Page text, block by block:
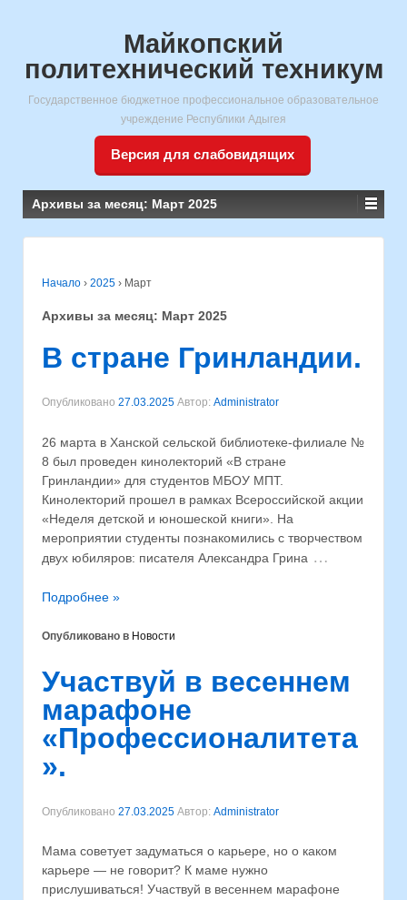
Майкопский
политехнический техникум
Государственное бюджетное профессиональное образовательное
учреждение Республики Адыгея
Версия для слабовидящих
Архивы за месяц: Март 2025
Начало › 2025 › Март
Архивы за месяц: Март 2025
В стране Гринландии.
Опубликовано 27.03.2025 Автор: Administrator
26 марта в Ханской сельской библиотеке-филиале №
8 был проведен кинолекторий «В стране
Гринландии» для студентов МБОУ МПТ.
Кинолекторий прошел в рамках Всероссийской акции
«Неделя детской и юношеской книги». На
мероприятии студенты познакомились с творчеством
двух юбиляров: писателя Александра Грина …
Подробнее »
Опубликовано в Новости
Участвуй в весеннем
марафоне
«Профессионалитета
».
Опубликовано 27.03.2025 Автор: Administrator
Мама советует задуматься о карьере, но о каком
карьере — не говорит? К маме нужно
прислушиваться! Участвуй в весеннем марафоне